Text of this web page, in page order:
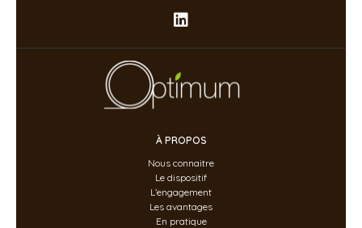
À PROPOS
Nous connaitre
Le dispositif
L’engagement
Les avantages
En pratique